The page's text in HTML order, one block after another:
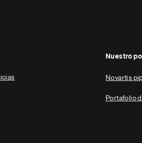
Nuestro
Novartis
Portafolio